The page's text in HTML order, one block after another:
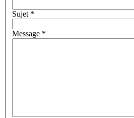
Sujet *
Message *